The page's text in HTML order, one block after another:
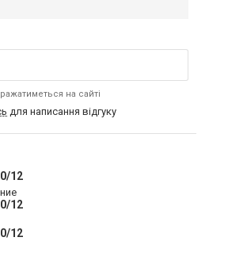
на сайті
для написання відгуку
0/12
0/12
0/12